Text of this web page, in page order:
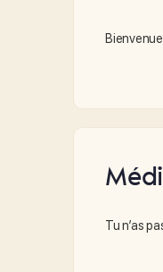
Tu n’as